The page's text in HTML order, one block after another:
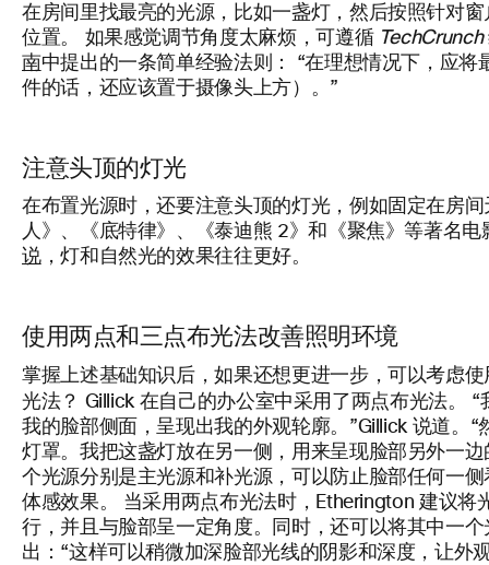
在房间里找最亮的光源，比如一盏灯，然后按照针对
位置。 如果感觉调节角度太麻烦，可遵循 TechCrunch
南中提出的一条简单经验法则： “在理想情况下，应
件的话，还应该置于摄像头上方）。”
注意头顶的灯光
在布置光源时，还要注意头顶的灯光，例如固定在房
人》、《底特律》、《泰迪熊 2》和《聚焦》等著名
说，灯和自然光的效果往往更好。
使用两点和三点布光法改善照明环境
掌握上述基础知识后，如果还想更进一步，可以考虑
光法？ Gillick 在自己的办公室中采用了两点布光法。
我的脸部侧面，呈现出我的外观轮廓。”Gillick 说道。
灯罩。我把这盏灯放在另一侧，用来呈现脸部另外一
个光源分别是主光源和补光源，可以防止脸部任何一
体感效果。 当采用两点布光法时，Etherington 建议将
行，并且与脸部呈一定角度。同时，还可以将其中一
出：“这样可以稍微加深脸部光线的阴影和深度，让外